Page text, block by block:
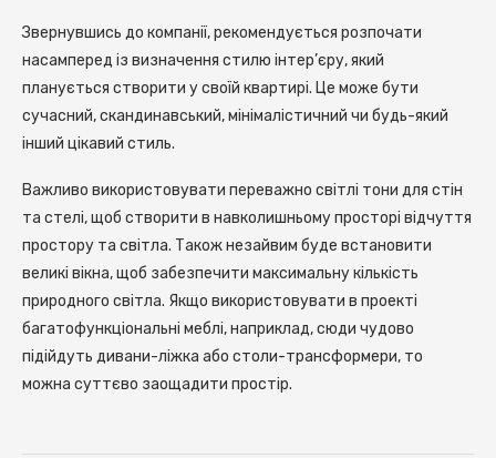
Звернувшись до компанії, рекомендується розпочати
насамперед із визначення стилю інтер’єру, який
планується створити у своїй квартирі. Це може бути
сучасний, скандинавський, мінімалістичний чи будь-який
інший цікавий стиль.
Важливо використовувати переважно світлі тони для стін
та стелі, щоб створити в навколишньому просторі відчуття
простору та світла. Також незайвим буде встановити
великі вікна, щоб забезпечити максимальну кількість
природного світла. Якщо використовувати в проекті
багатофункціональні меблі, наприклад, сюди чудово
підійдуть дивани-ліжка або столи-трансформери, то
можна суттєво заощадити простір.